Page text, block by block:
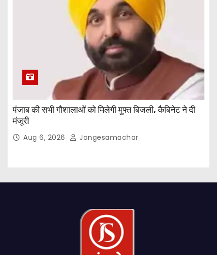
पंजाब की सभी गौशालाओं को मिलेगी मुफ्त बिजली, कैबिनेट ने दी
मंजूरी
Aug 6, 2026 Jangesamachar